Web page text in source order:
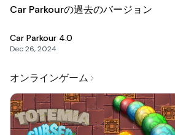
Car Parkourの過去のバージョン
Car Parkour 4.0
Dec 26, 2024
オンラインゲーム